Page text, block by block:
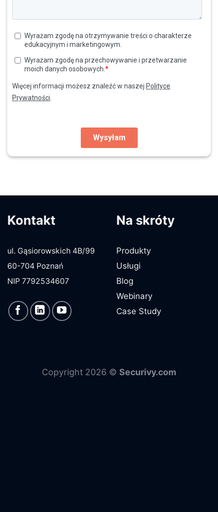
Kontakt
ul. Gąsiorowskich 4B/99
60-704 Poznań
NIP 7792534607
Na skróty
Produkty
Usługi
Blog
Webinary
Case Study
Copyright 2026 © Securivy.com